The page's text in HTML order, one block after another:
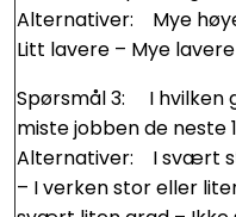
Alternativer: Mye
Litt lavere – Mye
Spørsmål 3: I hvilken
miste jobben de neste
Alternativer: I svært
– I verken stor eller